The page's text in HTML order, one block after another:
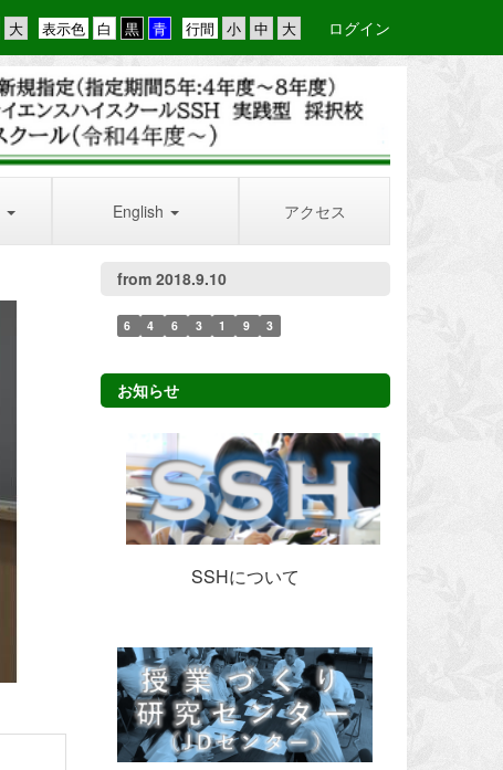
行間
表示色 ログイン
English アクセス
from 2018.9.10
6 4 6 3 1 9 3
お知らせ
SSHについて